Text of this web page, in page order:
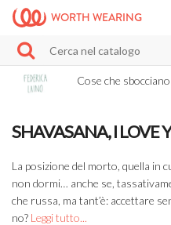
WORTH WEARING
Cose che sbocciano
SHAVASANA, I LOVE
La posizione del morto, quella in
non dormi… anche se,
che russa, ma tant’è: accettare
no? Leggi tutto...